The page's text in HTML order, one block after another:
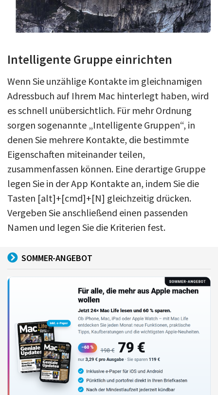
Intelligente Gruppe einrichten
Wenn Sie unzählige Kontakte im gleichnamigen
Adressbuch auf Ihrem Mac hinterlegt haben, wird
es schnell unübersichtlich. Für mehr Ordnung
sorgen sogenannte „Intelligente Gruppen“, in
denen Sie mehrere Kontakte, die bestimmte
Eigenschaften miteinander teilen,
zusammenfassen können. Eine derartige Gruppe
legen Sie in der App Kontakte an, indem Sie die
Tasten [alt]+[cmd]+[N] gleichzeitig drücken.
Vergeben Sie anschließend einen passenden
Namen und legen Sie die Kriterien fest.
SOMMER-ANGEBOT